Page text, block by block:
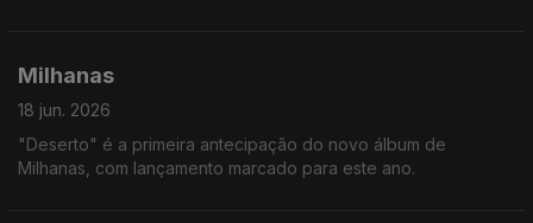
Milhanas
18 jun. 2026
"Deserto" é a primeira antecipação do novo álbum de
Milhanas, com lançamento marcado para este ano.